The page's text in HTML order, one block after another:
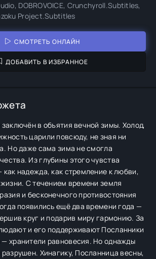
DOBROVOICE, Crunchyroll.Subtitles,
Project.Subtitles
СМОТРЕТЬ ОНЛАЙН
ДОБАВИТЬ В ИЗБРАННОЕ
в объятия вечной зимы. Холод,
царили повсюду, не зная ни
Но даже сама зима не смогла
Из глубины этого чувства
как надежда, как стремление к любви,
С течением времени земля
и бесконечного противостояния
появились ещё два времени года —
круг и подарив миру гармонию. За
и его поддерживают Посланники
хранители равновесия. Но однажды
Хинагику, Посланница весны,